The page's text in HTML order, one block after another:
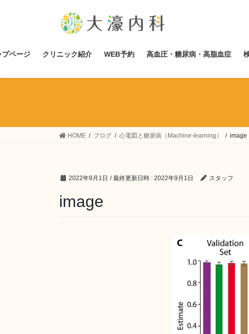
ツ
ス
シ
ン
プページ クリニック紹介 WEB予約 高血圧・糖尿病・高脂血症
HOME ブログ 心電図と糖尿病（Machine-learning） image
2022年9月1日 / 最終更新日時 : 2022年9月1日 スタッフ
image